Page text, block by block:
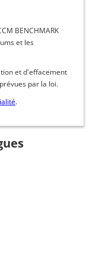
BENCHMARK
et les
et d'effacement
par la loi.
.